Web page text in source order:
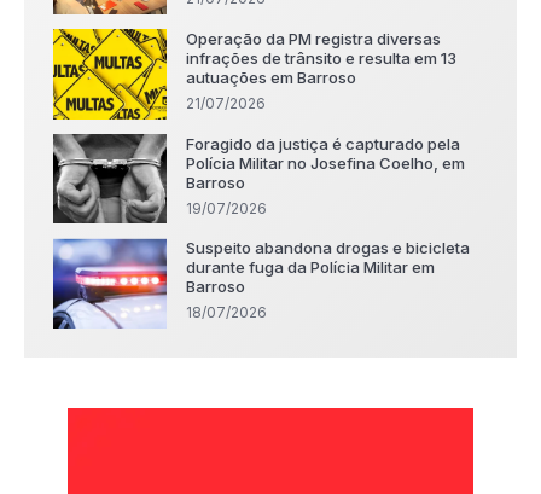
Operação da PM registra diversas
infrações de trânsito e resulta em 13
autuações em Barroso
21/07/2026
Foragido da justiça é capturado pela
Polícia Militar no Josefina Coelho, em
Barroso
19/07/2026
Suspeito abandona drogas e bicicleta
durante fuga da Polícia Militar em
Barroso
18/07/2026